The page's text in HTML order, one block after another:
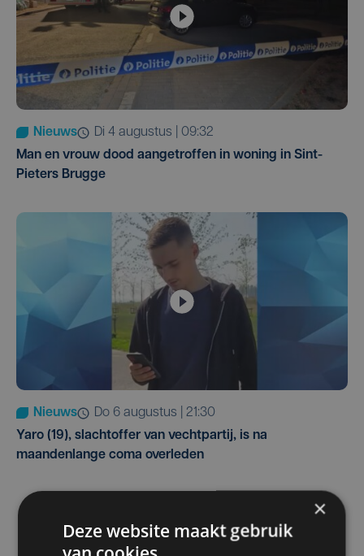
Nieuws
di 4 augustus | 09:32
Man en vrouw dood aangetroffen in woning in Sint-
Pieters Brugge
Nieuws
do 6 augustus | 21:30
Yaro (19), slachtoffer van vechtpartij, is na
maandenlange coma overleden
×
Deze website maakt gebruik